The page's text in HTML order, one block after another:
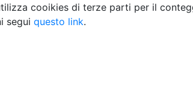
cooikies di terze parti per il
segui questo link.